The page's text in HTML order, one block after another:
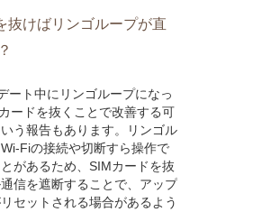
抜けばリンゴループが直
ート中にリンゴループになっ
ードを抜くことで改善する可
う報告もあります。リンゴル
Fiの接続や切断すら操作で
があるため、SIMカードを抜
信を遮断することで、アップ
セットされる場合があるよう